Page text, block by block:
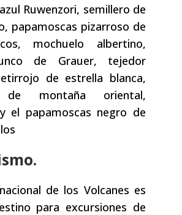
Ruwenzori, semillero de
papamoscas pizarroso de
mochuelo albertino,
de Grauer, tejedor
de estrella blanca,
de montaña oriental,
el papamoscas negro de
de los Volcanes es
para excursiones de